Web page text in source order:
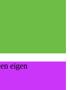
eigen